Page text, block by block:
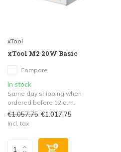
xTool
xTool M2 20W Basic
Compare
In stock
Same day shipping when
ordered before 12 a.m.
€1.057,75 €1.017,75
Incl. tax